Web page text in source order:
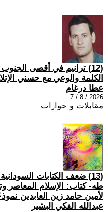
(12) ترانيم في أقصى
الكلمة والوعي مع حسني
عطا درغام
2026 / 8 / 7
مقابلات و حوارات
(13) ضعف الكتابات
لأمين حامد زين العابدين نموذجًا
عبدالله الفكي البشير